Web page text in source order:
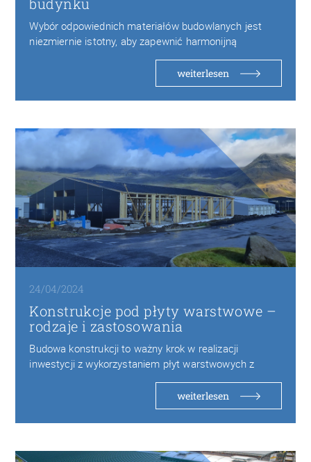
Wybór odpowiednich materiałów budowlanych jest
niezmiernie istotny, aby zapewnić harmonijną
kompozycję z otoczeniem oraz spełnić…
weiterlesen
24/04/2024
Konstrukcje pod płyty warstwowe –
rodzaje i zastosowania
Budowa konstrukcji to ważny krok w realizacji
inwestycji z wykorzystaniem płyt warstwowych z
weiterlesen